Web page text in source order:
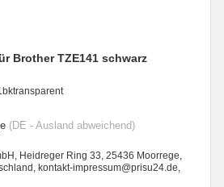
Brother TZE141 schwarz
(DE - Ausland abweichend)
Heidreger Ring 33, 25436 Moorrege,
kontakt-impressum@prisu24.de,